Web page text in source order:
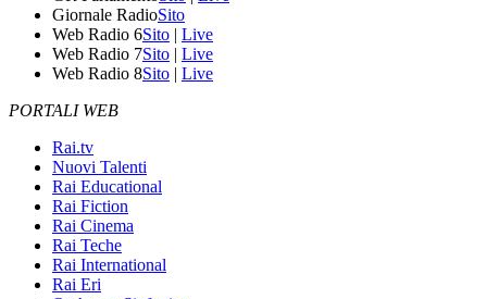
Giornale RadioSito
Web Radio 6Sito | Live
Web Radio 7Sito | Live
Web Radio 8Sito | Live
PORTALI WEB
Rai.tv
Nuovi Talenti
Rai Educational
Rai Fiction
Rai Cinema
Rai Teche
Rai International
Rai Eri